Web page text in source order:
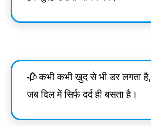
🥀 कभी कभी खुद से भी डर लगता है,
जब दिल में सिर्फ दर्द ही बसता है।